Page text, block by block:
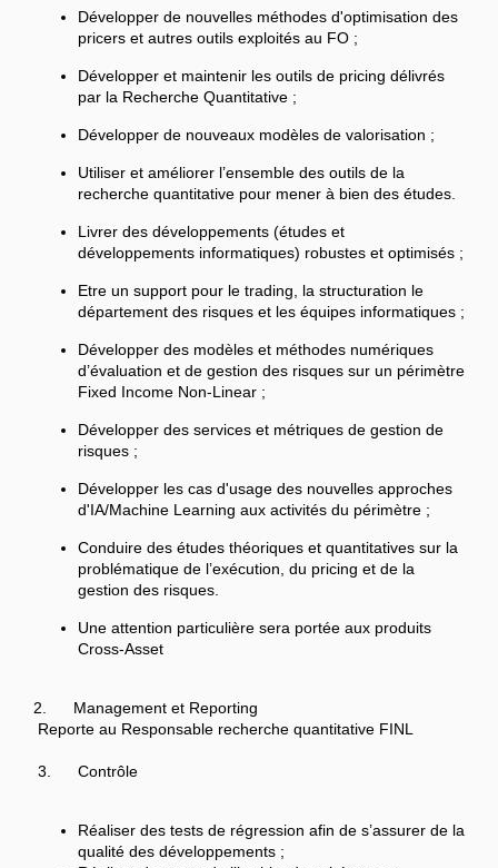
Développer de nouvelles méthodes d'optimisation des
pricers et autres outils exploités au FO ;
Développer et maintenir les outils de pricing délivrés
par la Recherche Quantitative ;
Développer de nouveaux modèles de valorisation ;
Utiliser et améliorer l’ensemble des outils de la
recherche quantitative pour mener à bien des études.
Livrer des développements (études et
développements informatiques) robustes et optimisés ;
Etre un support pour le trading, la structuration le
département des risques et les équipes informatiques ;
Développer des modèles et méthodes numériques
d’évaluation et de gestion des risques sur un périmètre
Fixed Income Non-Linear ;
Développer des services et métriques de gestion de
risques ;
Développer les cas d'usage des nouvelles approches
d'IA/Machine Learning aux activités du périmètre ;
Conduire des études théoriques et quantitatives sur la
problématique de l’exécution, du pricing et de la
gestion des risques.
Une attention particulière sera portée aux produits
Cross-Asset
2. Management et Reporting
Reporte au Responsable recherche quantitative FINL
3. Contrôle
Réaliser des tests de régression afin de s’assurer de la
qualité des développements ;